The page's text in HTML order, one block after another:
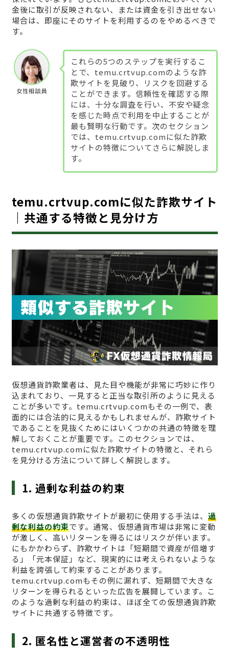
金後に取引が反映されない、または資金を引き出せない
場合は、即座にそのサイトを利用するのをやめるべきで
す。
女性相談員
これらの5つのステップを実行するこ
とで、temu.crtvup.comのような詐
欺サイトを見破り、リスクを回避する
ことができます。信頼性を確認する際
には、十分な調査を行い、不安や疑念
を感じた時点で利用を中止することが
最も賢明な行動です。次のセクション
では、temu.crtvup.comに似た詐欺
サイトの特徴についてさらに解説しま
す。
temu.crtvup.comに似た詐欺サイト
｜共通する特徴と見分け方
仮想通貨詐欺業者は、見た目や機能が非常に巧妙に作り
込まれており、一見すると正当な取引所のように見える
ことが多いです。temu.crtvup.comもその一例で、表
面的には合法的に見えるかもしれませんが、詐欺サイト
であることを見抜くためにはいくつかの共通の特徴を理
解しておくことが重要です。このセクションでは、
temu.crtvup.comに似た詐欺サイトの特徴と、それら
を見分ける方法について詳しく解説します。
1. 過剰な利益の約束
多くの仮想通貨詐欺サイトが最初に使用する手法は、 過
剰な利益の約束です。通常、仮想通貨市場は非常に変動
が激しく、高いリターンを得るにはリスクが伴います。
にもかかわらず、詐欺サイトは「短期間で資産が倍増す
る」「元本保証」など、現実的には考えられないような
利益を誇張して約束することがあります。
temu.crtvup.comもその例に漏れず、短期間で大きな
リターンを得られるといった広告を展開しています。こ
のような過剰な利益の約束は、ほぼ全ての仮想通貨詐欺
サイトに共通する特徴です。
2. 匿名性と運営者の不透明性